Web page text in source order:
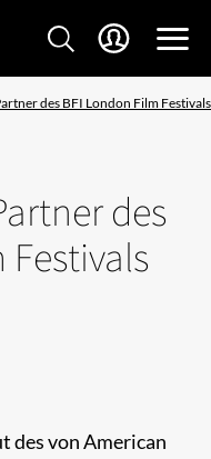
des BFI London Film Festivals
des
des von American